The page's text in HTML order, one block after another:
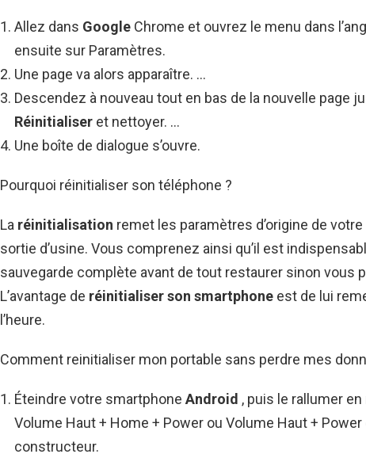
Allez dans Google Chrome et ouvrez le menu dans
ensuite sur Paramètres.
Une page va alors apparaître. …
Descendez à nouveau tout en bas de la nouvelle page
Réinitialiser et nettoyer. …
Une boîte de dialogue s’ouvre.
Pourquoi réinitialiser son téléphone ?
La réinitialisation remet les paramètres d’origine de votre
sortie d’usine. Vous comprenez ainsi qu’il est
sauvegarde complète avant de tout restaurer sinon vous
L’avantage de réinitialiser son smartphone est de lui
l’heure.
Comment reinitialiser mon portable sans perdre mes
Éteindre votre smartphone Android , puis le rallumer
Volume Haut + Home + Power ou Volume Haut +
constructeur.